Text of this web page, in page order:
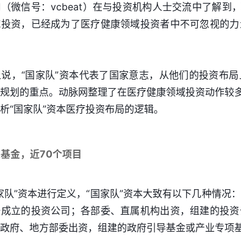
微信号：vcbeat）在与投资机构人士交流中了解到
资，已经成为了医疗健康领域投资者中不可忽视的
，“国家队”资本代表了国家意志，从他们的投资布
划的重点。动脉网整理了在医疗健康领域投资动作较
“国家队”资本医疗投资布局的逻辑。
金，近70个项目
队”资本进行定义，“国家队”资本大致有以下几种情况
立的投资公司；各部委、直属机构出资，组建的投
府、地方部委出资，组建的政府引导基金或产业专项基